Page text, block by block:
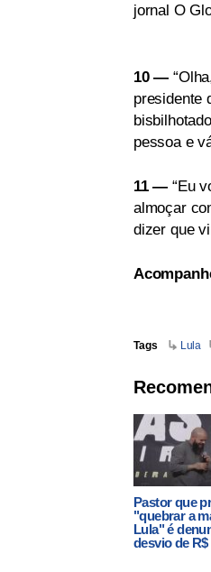
jornal O
10 —
presidente
pessoa e
11 — “Eu
almoçar
dizer que
Tags Lula
Pastor que
"quebrar a
Lula" é
desvio de R$